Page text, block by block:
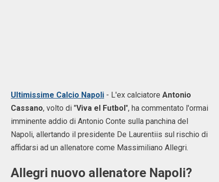
Ultimissime Calcio Napoli - L'ex calciatore Antonio
Cassano, volto di "Viva el Futbol", ha commentato l'ormai
imminente addio di Antonio Conte sulla panchina del
Napoli, allertando il presidente De Laurentiis sul rischio di
affidarsi ad un allenatore come Massimiliano Allegri.
Allegri nuovo allenatore Napoli?